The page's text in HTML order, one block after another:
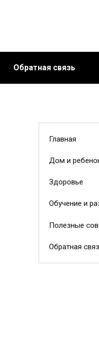
Обратная связь
Главная
Дом и
Здоровье
Обучение и
Полезные
Обратная